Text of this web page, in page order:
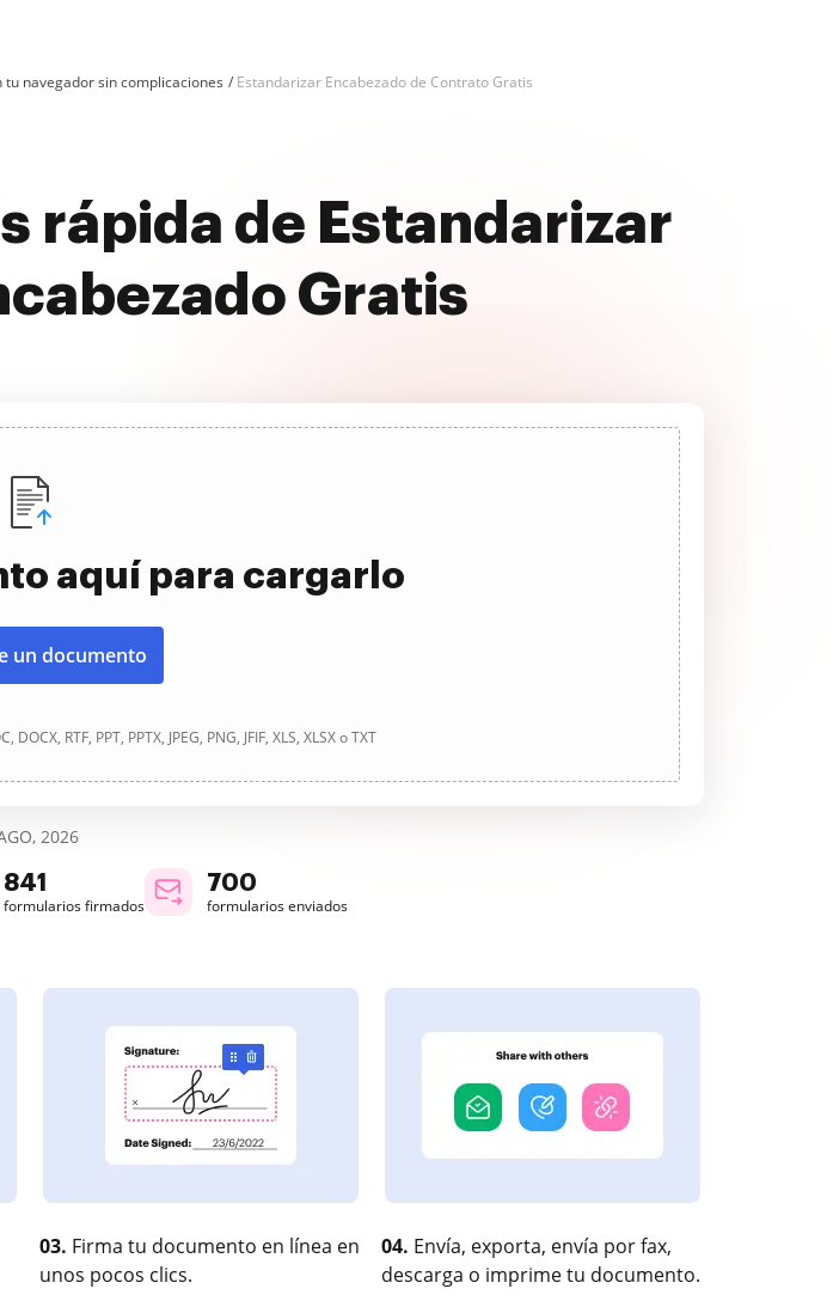
navegador sin complicaciones Estandarizar Encabezado de Contrato Gratis
rápida de Estandarizar
Gratis
aquí para cargarlo
un documento
RTF, PPT, PPTX, JPEG, PNG, JFIF, XLS, XLSX o TXT
2026
841
formularios firmados
700
formularios enviados
03. Firma tu documento en línea en
unos pocos clics.
04. Envía, exporta, envía por fax,
descarga o imprime tu documento.